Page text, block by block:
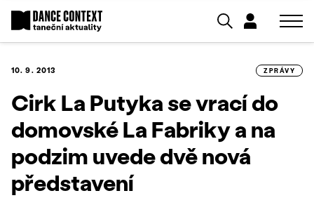
10. 9. 2013 ZPRÁVY
Cirk La Putyka se vrací do
domovské La Fabriky a na
podzim uvede dvě nová
představení